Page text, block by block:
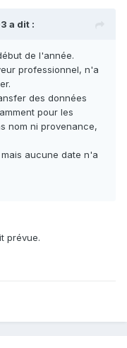
a dit :
de l'année.
professionnel, n'a
des données
pour les
nom ni provenance,
aucune date n'a
prévue.